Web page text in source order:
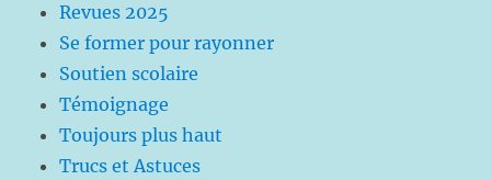
Revues 2025
Se former pour rayonner
Soutien scolaire
Témoignage
Toujours plus haut
Trucs et Astuces